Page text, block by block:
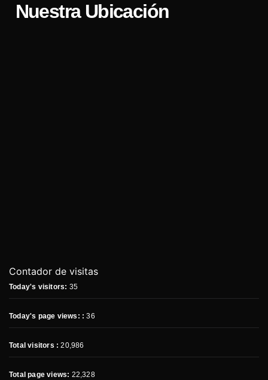
Nuestra Ubicación
Contador de visitas
Today's visitors: 35
Today's page views: :36
Total visitors :20,986
Total page views: 22,328